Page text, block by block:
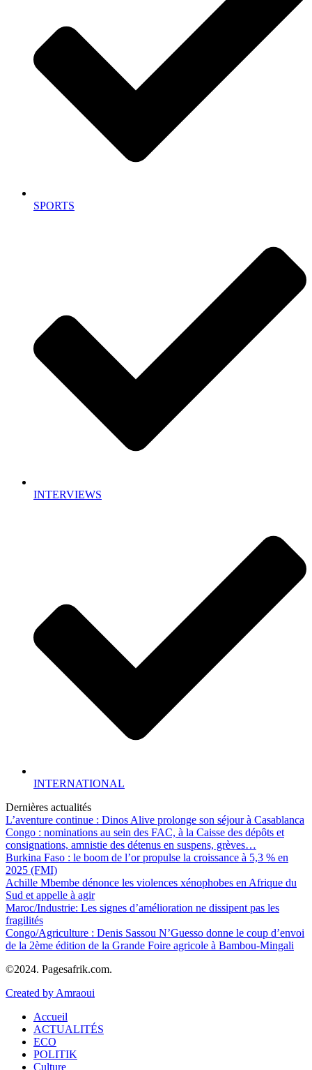
SPORTS
INTERVIEWS
INTERNATIONAL
Dernières actualités
L’aventure continue : Dinos Alive prolonge son séjour à Casablanca
Congo : nominations au sein des FAC, à la Caisse des dépôts et
consignations, amnistie des détenus en suspens, grèves…
Burkina Faso : le boom de l’or propulse la croissance à 5,3 % en
2025 (FMI)
Achille Mbembe dénonce les violences xénophobes en Afrique du
Sud et appelle à agir
Maroc/Industrie: Les signes d’amélioration ne dissipent pas les
fragilités
Congo/Agriculture : Denis Sassou N’Guesso donne le coup d’envoi
de la 2ème édition de la Grande Foire agricole à Bambou-Mingali
©2024. Pagesafrik.com.
Created by Amraoui
Accueil
ACTUALITÉS
ECO
POLITIK
Culture